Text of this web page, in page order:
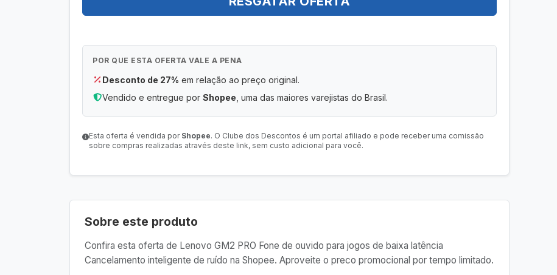
POR QUE ESTA OFERTA VALE A PENA
Desconto de 27% em relação ao preço original.
Vendido e entregue por Shopee , uma das maiores varejistas do Brasil.
Esta oferta é vendida por Shopee. O Clube dos Descontos é um portal afiliado e pode receber uma comissão
sobre compras realizadas através deste link, sem custo adicional para você.
Sobre este produto
Confira esta oferta de Lenovo GM2 PRO Fone de ouvido para jogos de baixa latência
Cancelamento inteligente de ruído na Shopee. Aproveite o preco promocional por tempo limitado.